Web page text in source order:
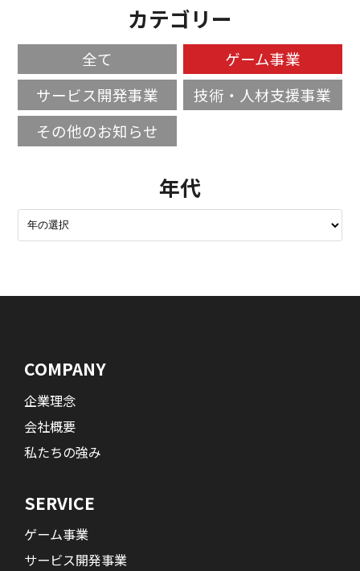
カテゴリー
全て
ゲーム事業
サービス開発事業
技術・人材支援事業
その他のお知らせ
年代
COMPANY
企業理念
会社概要
私たちの強み
SERVICE
ゲーム事業
サービス開発事業